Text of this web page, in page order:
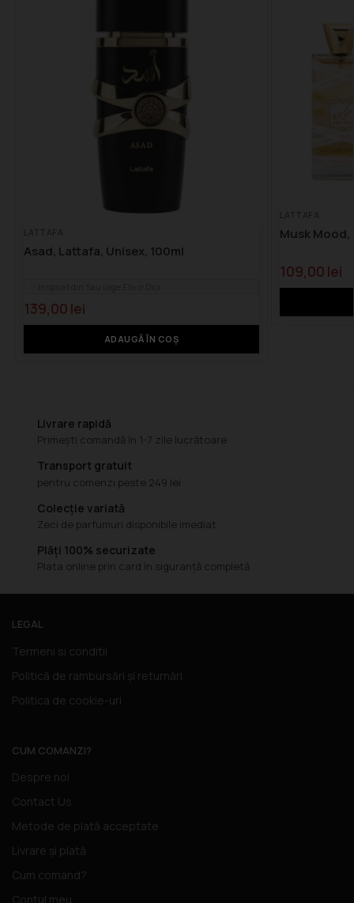
Asad, Lattafa, Unisex, 100ml
139,00 lei
ADAUGĂ ÎN COȘ
Musk Mood,
109,00 lei
Livrare rapidă
Primești comandă în 1-7 zile lucrătoare
Transport gratuit
pentru comenzi peste 249 lei
Colecție variată
Zeci de parfumuri disponibile imediat
Plăți 100% securizate
Plata online prin card în siguranță completă
LEGAL
Termeni si conditii
Politică de rambursări și returnări
Politica de cookie-uri
CUM COMANZI?
Despre noi
Contact Us
Metode de plată acceptate
Livrare și plată
Cum comand?
Contul meu